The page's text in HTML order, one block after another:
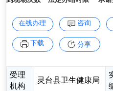
在线办理 咨询
下载 分享
受理
机构
灵台县卫生健康局